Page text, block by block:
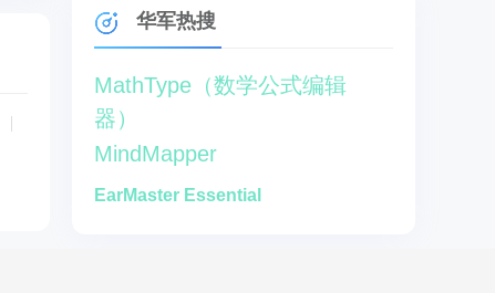
华军热搜
MathType（数学公式编辑
器）
MindMapper
EarMaster Essential